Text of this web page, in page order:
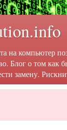
на компьютер
Блог о том как
замену.